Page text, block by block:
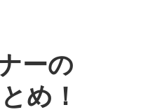
ーの
め！